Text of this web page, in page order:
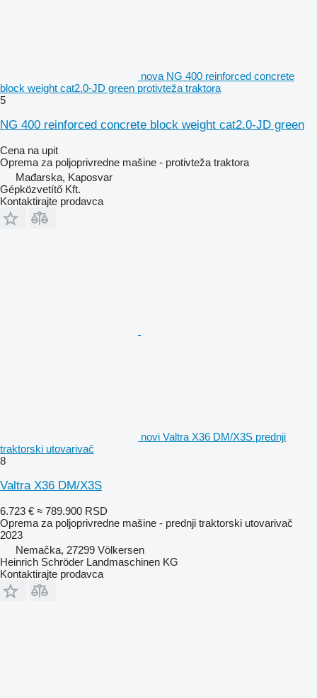
nova NG 400 reinforced concrete
block weight cat2.0-JD green protivteža traktora
5
NG 400 reinforced concrete block weight cat2.0-JD green
Cena na upit
Oprema za poljoprivredne mašine - protivteža traktora
Mađarska, Kaposvar
Gépközvetítő Kft.
Kontaktirajte prodavca
novi Valtra X36 DM/X3S prednji
traktorski utovarivač
8
Valtra X36 DM/X3S
6.723 € ≈ 789.900 RSD
Oprema za poljoprivredne mašine - prednji traktorski utovarivač
2023
Nemačka, 27299 Völkersen
Heinrich Schröder Landmaschinen KG
Kontaktirajte prodavca